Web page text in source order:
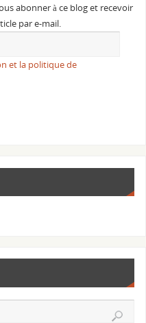
abonner à ce blog et recevoir
par e-mail.
et la politique de